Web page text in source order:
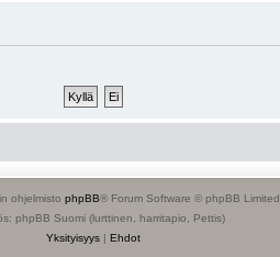
ohjelmisto phpBB® Forum Software © phpBB Limited
phpBB Suomi (lurttinen, harritapio, Pettis)
Yksityisyys | Ehdot